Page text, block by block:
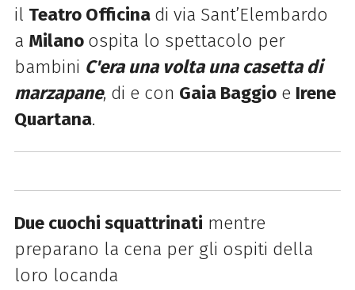
il Teatro Officina di via Sant’Elembardo
a Milano ospita lo spettacolo per
bambini C'era una volta una casetta di
marzapane, di e con Gaia Baggioe Irene
Quartana.
Due cuochi squattrinati mentre
preparano la cena per gli ospiti della
loro locanda